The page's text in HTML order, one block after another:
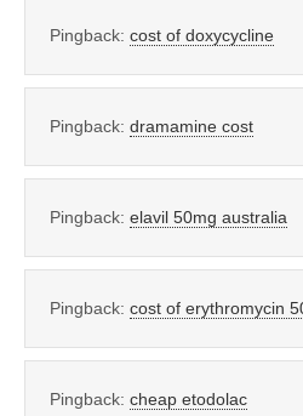
Pingback: cost of doxycycline
Pingback: dramamine cost
Pingback: elavil 50mg australia
Pingback: cost of erythromycin
Pingback: cheap etodolac